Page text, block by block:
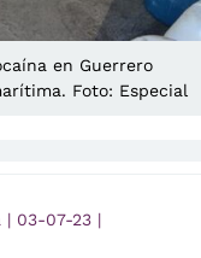
en Guerrero
Foto: Especial
| 03-07-23 |